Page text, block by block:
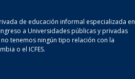
de educación informal especializada en
a Universidades públicas y privadas
tenemos ningún tipo relación con la
o el ICFES.